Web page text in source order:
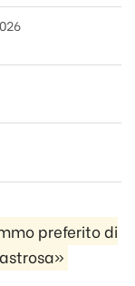
preferito di